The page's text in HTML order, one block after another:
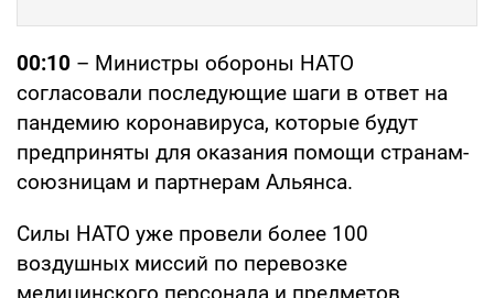
00:10 – Министры обороны НАТО
согласовали последующие шаги в ответ на
пандемию коронавируса, которые будут
предприняты для оказания помощи странам-
союзницам и партнерам Альянса.
Силы НАТО уже провели более 100
воздушных миссий по перевозке
медицинского персонала и предметов